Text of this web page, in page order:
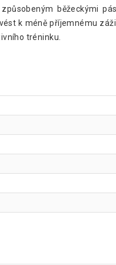
běžeckými
k méně příjemnému
tréninku.